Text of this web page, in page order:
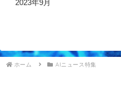
2023年9月
ホーム AIニュース特集